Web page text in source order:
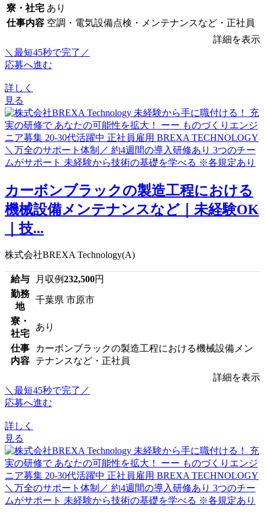
寮・社宅 あり
仕事内容 空調・電気設備点検・メンテナンスなど・正社員
詳細を表示
＼最短45秒で完了／
応募へ進む
詳しく
見る
カーボンブラックの製造工程における
機械設備メンテナンスなど｜未経験OK
｜技...
株式会社BREXA Technology(A)
給与 月収例232,500円
勤務
地
千葉県 市原市
寮・
社宅
あり
仕事
内容
カーボンブラックの製造工程における機械設備メン
テナンスなど・正社員
詳細を表示
＼最短45秒で完了／
応募へ進む
詳しく
見る